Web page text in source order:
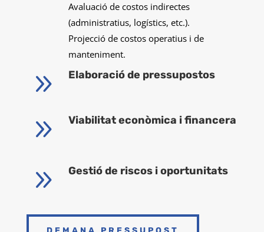
Avaluació de costos indirectes
(administratius, logístics, etc.).
Projecció de costos operatius i de
manteniment.
9 Elaboració de pressupostos
9 Viabilitat econòmica i financera
9 Gestió de riscos i oportunitats